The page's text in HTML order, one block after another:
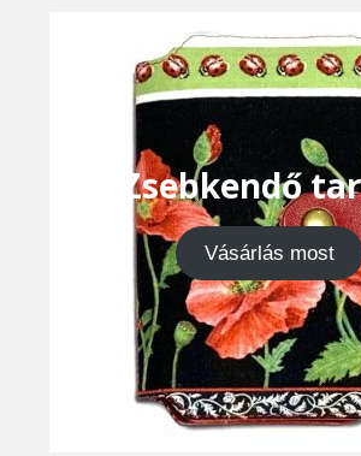
Zsebkendő
Vásárlás most